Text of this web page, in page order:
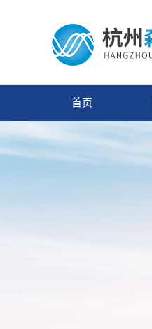
首页